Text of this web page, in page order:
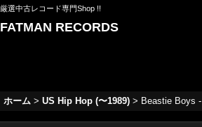
厳選中古レコード専門Shop !!
FATMAN RECORDS
ホーム > US Hip Hop (〜1989) > Beastie Boys